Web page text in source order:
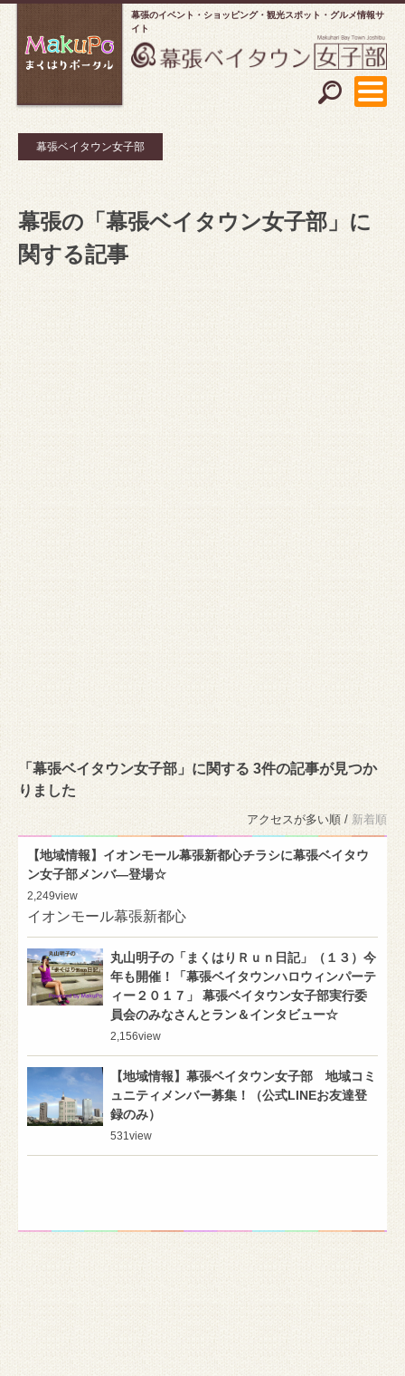
幕張のイベント・ショッピング
観光スポット・グルメ情報サ
イト
幕張ベイタウン女子部
幕張の「幕張ベイタウン女子部」に
関する記事
「幕張ベイタウン女子部」に関する 3件の記事が見つか
りました
アクセスが多い順 / 新着順
【地域情報】イオンモール幕張新都心チラシに幕張ベイタウ
ン女子部メンバ―登場☆
2,249view
イオンモール幕張新都心
丸山明子の「まくはりＲｕｎ日記」（１３）今
年も開催！「幕張ベイタウンハロウィンパーテ
ィー２０１７」 幕張ベイタウン女子部実行委
員会のみなさんとラン＆インタビュー☆
2,156view
【地域情報】幕張ベイタウン女子部 地域コミ
ュニティメンバー募集！（公式LINEお友達登
録のみ）
531 view